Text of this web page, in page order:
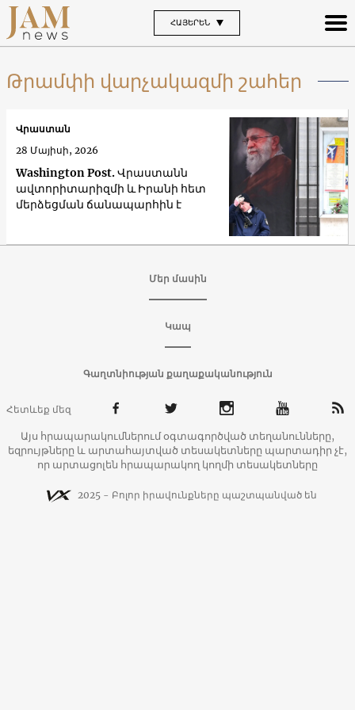
ՀԱՅԵՐԵՆ
Թրամփի վարչակազմի շահեր
Washington Post. Վրաստանն
ավտորիտարիզմի և Իրանի հետ
մերձեցման ճանապարհին է
Վրաստան
28 Մայիսի, 2026
Մեր մասին
Կապ
Գաղտնիության քաղաքականություն
Հետևեք մեզ
Այս հրապարակումներում օգտագործված տեղանունները,
եզրույթները և արտահայտված տեսակետները պարտադիր չէ,
որ արտացոլեն հրապարակող կողմի տեսակետները
2025 - Բոլոր իրավունքները պաշտպանված են